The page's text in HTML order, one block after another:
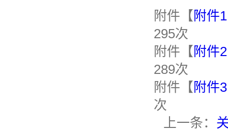
附件【 附件
295次
附件【 附件
289次
附件【 附件
次
上一条：